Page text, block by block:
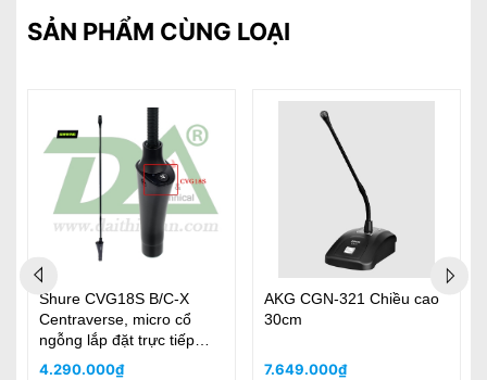
SẢN PHẨM CÙNG LOẠI
Shure CVG18S B/C-X
Centraverse, micro cổ
ngỗng lắp đặt trực tiếp
trên bụt phát biểu
4.290.000₫
AKG CGN-321 Chiều cao
30cm
7.649.000₫